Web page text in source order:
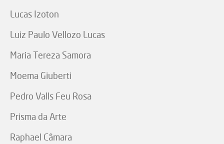
Lucas Izoton
Luiz Paulo Vellozo Lucas
Maria Tereza Samora
Moema Giuberti
Pedro Valls Feu Rosa
Prisma da Arte
Raphael Câmara